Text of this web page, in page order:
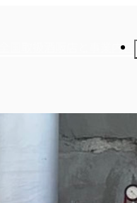
全国取扱酒販店と事業内容